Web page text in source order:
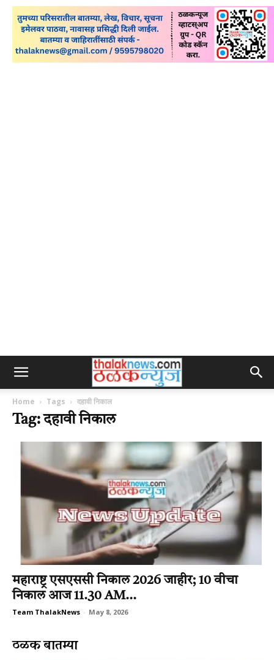
Home Tags दहावी निकाल
Tag: दहावी निकाल
महाराष्ट्र एसएससी निकाल 2026 जाहीर; 10 वीचा
निकाल आज 11.30 AM...
Team ThalakNews - May 8, 2026
ठळक बातम्या